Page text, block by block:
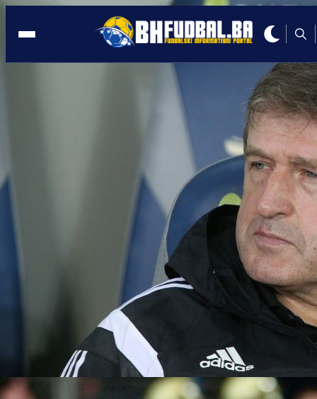
Cijeli svijet bruji o ovoj proslavi Zlatana
19:17, 22.05.2022